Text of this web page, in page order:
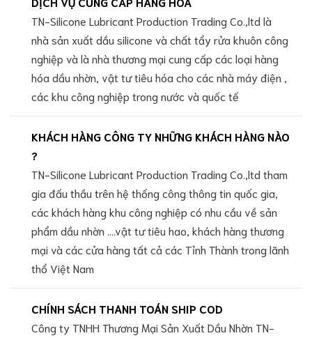
TN-Silicone Lubricant Production Trading Co.,ltd là
nhà sản xuất dầu silicone và chất tẩy rửa khuôn công
nghiệp và là nhà thương mại cung cấp các loại hàng
hóa dầu nhờn, vật tư tiêu hóa cho các nhà máy điện ,
các khu công nghiệp trong nước và quốc tế
KHÁCH HÀNG CÔNG TY NHỮNG KHÁCH HÀNG NÀO
?
TN-Silicone Lubricant Production Trading Co.,ltd tham
gia đấu thầu trên hệ thống công thông tin quốc gia,
các khách hàng khu công nghiệp có nhu cầu về sản
phẩm dầu nhờn ....vật tư tiêu hao, khách hàng thương
mại và các cửa hàng tất cả các Tỉnh Thành trong lãnh
thổ Việt Nam
CHÍNH SÁCH THANH TOÁN SHIP COD
Công ty TNHH Thương Mại Sản Xuất Dầu Nhờn TN-